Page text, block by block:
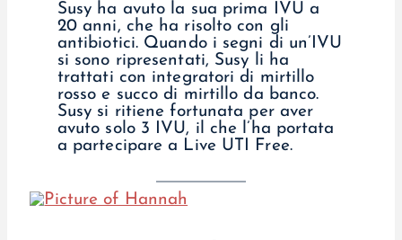
Susy ha avuto la sua prima IVU a
20 anni, che ha risolto con gli
antibiotici. Quando i segni di un’IVU
si sono ripresentati, Susy li ha
trattati con integratori di mirtillo
rosso e succo di mirtillo da banco.
Susy si ritiene fortunata per aver
avuto solo 3 IVU, il che l’ha portata
a partecipare a Live UTI Free.